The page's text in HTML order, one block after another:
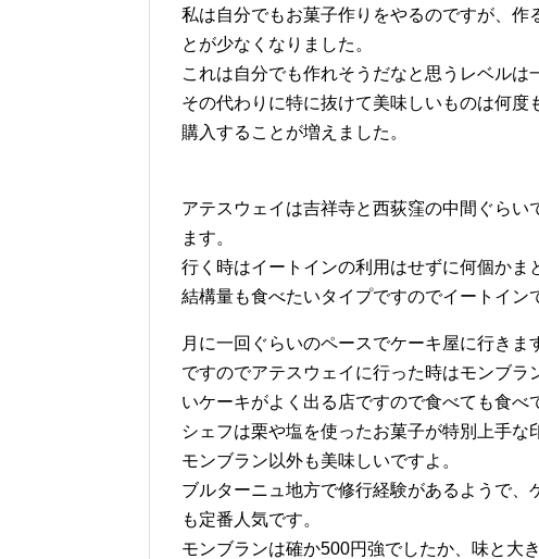
私は自分でもお菓子作りをやるのですが、作
とが少なくなりました。
これは自分でも作れそうだなと思うレベルは
その代わりに特に抜けて美味しいものは何
購入することが増えました。
アテスウェイは吉祥寺と西荻窪の中間ぐら
ます。
行く時はイートインの利用はせずに何個かま
結構量も食べたいタイプですのでイートイン
月に一回ぐらいのペースでケーキ屋に行きま
ですのでアテスウェイに行った時はモンブ
いケーキがよく出る店ですので食べても食べ
シェフは栗や塩を使ったお菓子が特別上手な
モンブラン以外も美味しいですよ。
ブルターニュ地方で修行経験があるようで
も定番人気です。
モンブランは確か500円強でしたか、味と大